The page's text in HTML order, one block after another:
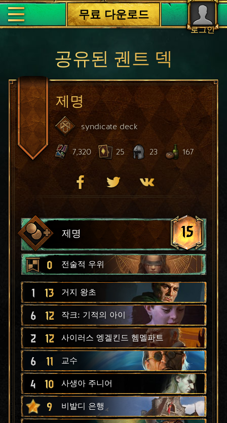
로그인
무료 다운로드
공유된 궨트 덱
제명
syndicate deck
7,320 25 23 167
제명 15
0 전술적 우위
1 13 거지 왕초
6 12 작크: 기적의 아이
2 12 사이러스 엥겔킨드 헴멜파트
6 11 교수
4 10 사생아 주니어
9 비발디 은행